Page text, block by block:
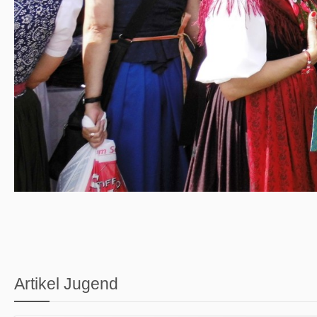
Artikel Jugend